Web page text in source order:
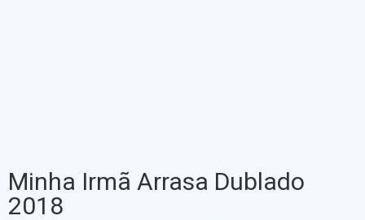
Minha Irmã Arrasa Dublado
2018